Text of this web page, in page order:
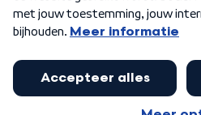
Algemene voorwaarden